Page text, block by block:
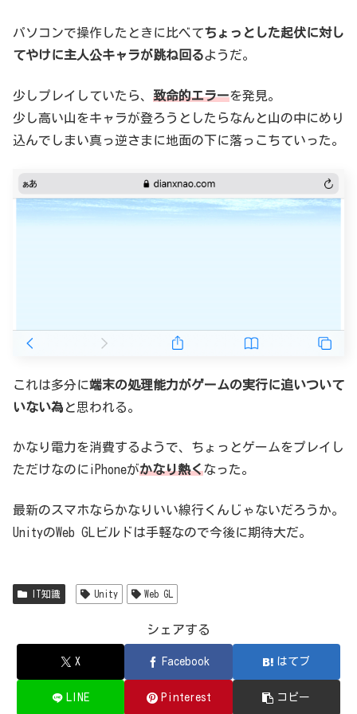
パソコンで操作したときに比べてちょっとした起伏に対し
てやけに主人公キャラが跳ね回るようだ。
少しプレイしていたら、 致命的エラーを発見。
少し高い山をキャラが登ろうとしたらなんと山の中にめり
込んでしまい真っ逆さまに地面の下に落っこちていった。
これは多分に端末の処理能力がゲームの実行に追いついて
いない為 と思われる。
かなり電力を消費するようで、ちょっとゲームをプレイし
ただけなのにiPhoneがかなり熱くなった。
最新のスマホならかなりいい線行くんじゃないだろうか。
UnityのWeb GLビルドは手軽なので今後に期待大だ。
IT知識 Unity Web GL
シェアする
X Facebook はてブ
LINE Pinterest コピー